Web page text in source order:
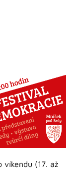
víkendu (17. až